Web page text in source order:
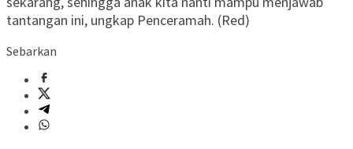
tantangan ini, ungkap Penceramah. (Red)
Sebarkan